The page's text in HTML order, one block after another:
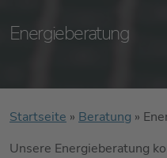
Energieberatung
Startseite » Beratung »
Unsere Energieberatung